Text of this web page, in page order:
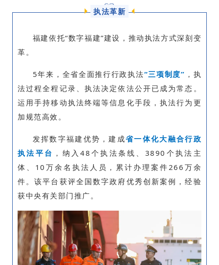
02
执法革新
福建依托“数字福建”建设，推动执法方式深刻变
革。
5年来，全省全面推行行政执法“三项制度” ，执
法过程全程记录、执法决定依法公开已成为常态。
运用手持移动执法终端等信息化手段，执法行为更
加规范高效。
发挥数字福建优势，建成省一体化大融合行政
执法平台 ，纳入48个执法条线、3890个执法主
体、10万余名执法人员，累计办理案件266万余
件。该平台获评全国数字政府优秀创新案例，经验
获中央有关部门推广。